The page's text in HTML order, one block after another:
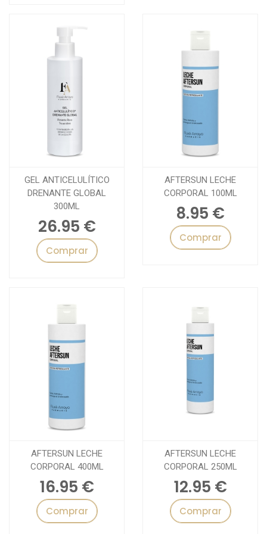
GEL ANTICELULÍTICO
DRENANTE GLOBAL
300ML
26.95 €
Comprar
AFTERSUN LECHE
CORPORAL 100ML
8.95 €
Comprar
AFTERSUN LECHE
CORPORAL 400ML
16.95 €
Comprar
AFTERSUN LECHE
CORPORAL 250ML
12.95 €
Comprar